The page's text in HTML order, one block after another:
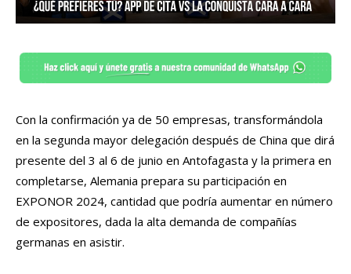
Con la confirmación ya de 50 empresas, transformándola
en la segunda mayor delegación después de China que dirá
presente del 3 al 6 de junio en Antofagasta y la primera en
completarse, Alemania prepara su participación en
EXPONOR 2024, cantidad que podría aumentar en número
de expositores, dada la alta demanda de compañías
germanas en asistir.